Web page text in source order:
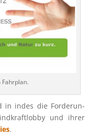
in indes die Forde­run­
und ihrer
.